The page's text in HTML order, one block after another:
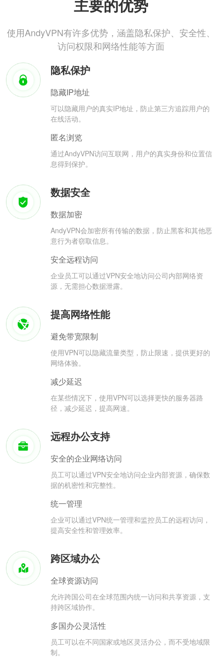
主要的优势
使用AndyVPN有许多优势，涵盖隐私保护、安全性、
访问权限和网络性能等方面
隐私保护
隐藏IP地址
可以隐藏用户的真实IP地址，防止第三方追踪用户的
在线活动。
匿名浏览
通过AndyVPN访问互联网，用户的真实身份和位置信
息得到保护。
数据安全
数据加密
AndyVPN会加密所有传输的数据，防止黑客和其他恶
意行为者窃取信息。
安全远程访问
企业员工可以通过VPN安全地访问公司内部网络资
源，无需担心数据泄露。
提高网络性能
避免带宽限制
使用VPN可以隐藏流量类型，防止限速，提供更好的
网络体验。
减少延迟
在某些情况下，使用VPN可以选择更快的服务器路
径，减少延迟，提高网速。
远程办公支持
安全的企业网络访问
员工可以通过VPN安全地访问企业内部资源，确保数
据的机密性和完整性。
统一管理
企业可以通过VPN统一管理和监控员工的远程访问，
提高安全性和管理效率。
跨区域办公
全球资源访问
允许跨国公司在全球范围内统一访问和共享资源，支
持跨区域协作。
多国办公灵活性
员工可以在不同国家或地区灵活办公，而不受地域限
制。